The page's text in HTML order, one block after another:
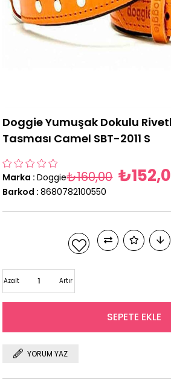
Doggie Yumuşak Dokulu
Tasması Camel SBT-2011 S
Marka : Doggie₺160,00
Barkod : 8680782100550
Artır
Azalt
YORUM YAZ